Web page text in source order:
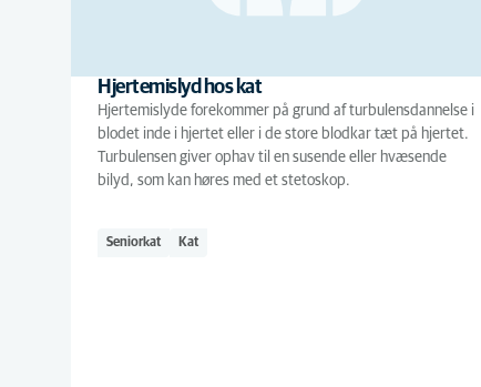
Hjertemislyd hos kat
Hjertemislyde forekommer på grund af turbulensdannelse i
blodet inde i hjertet eller i de store blodkar tæt på hjertet.
Turbulensen giver ophav til en susende eller hvæsende
bilyd, som kan høres med et stetoskop.
Seniorkat Kat